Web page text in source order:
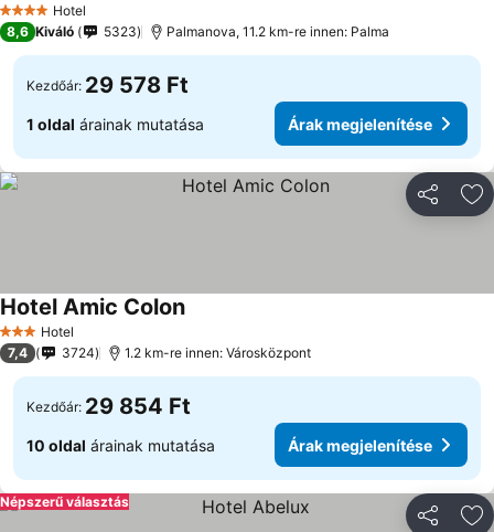
4 KategóriaHotel
8,6 Kiváló 5323 Palmanova, 11.2 km-re innen: Palma
Kezdőár: 29 578 Ft
1 oldal árainak mutatása Árak megjelenítése
3 Kategória
Hotel
Hotel Amic Colon
7,4 3724 1.2 km-re innen: Városközpont
Kezdőár: 29 854 Ft
10 oldal árainak mutatása Árak megjelenítése
Népszerű választás